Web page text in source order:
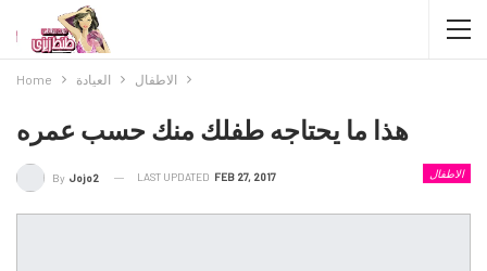
Home العيادة الاطفال
هذا ما يحتاجه طفلك منك حسب عمره
الاطفال By Jojo2 LAST UPDATED FEB 27, 2017